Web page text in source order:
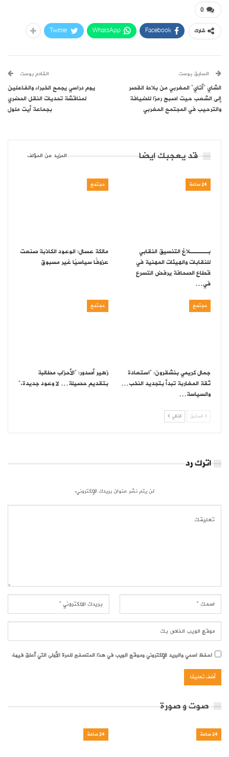
0
شارك Facebook
WhatsApp
Twitter
السابق بوست
الشاي ”أتاي” المغربي من بلاط القصر
إلى الشعب حيت اصبح رمزا للضيافة
والترحيب في المجتمع المغربي
القادم بوست
يوم دراسي يجمع الخبراء والفاعلين
لمناقشة تحديات النقل الحضري
بجماعة أيت ملول
قد يعجبك ايضا المزيد عن المؤلف
24 ساعة
بـــــلاغ التنسيق النقابي
للنقابات والهيئات المهنية في
قطاع الصحافة يرفض التسرع
في…
مجتمع
مالكة عسال: الوعود الكاذبة صنعت
عزوفًا سياسيًا غير مسبوق
مجتمع
جمال كريمي بنشقرون: “استعادة
ثقة المغاربة تبدأ بتجديد النخب…
والسياسة…
مجتمع
زهير أصدور: “الأحزاب مطالبة
بتقديم حصيلة… لا وعود جديدة.”
السابق التالي
اترك رد
لن يتم نشر عنوان بريدك الإلكتروني.
احفظ اسمي والبريد الإلكتروني وموقع الويب في هذا المتصفح للمرة الأولى التي أعلق فيها.
صوت و صورة
24 ساعة 24 ساعة